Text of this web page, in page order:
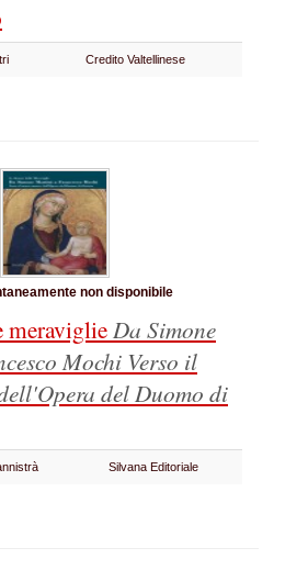
Credito Valtellinese
non disponibile
meraviglieDa Simone
Mochi Verso il
del Duomo di
Silvana Editoriale